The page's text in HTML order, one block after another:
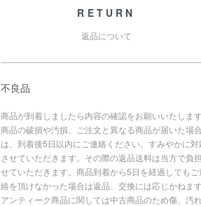
RETURN
返品について
不良品
商品が到着しましたら内容の確認をお願いいたします
商品の破損や汚損、ご注文と異なる商品が届いた場
は、到着後5日以内にご連絡ください。すみやかに対
させていただきます。その際の返品送料は当方で負
せていただきます。商品到着から5日を経過してもご
絡を頂けなかった場合は返品、交換には応じかねます
アンティーク商品に関しては中古商品のため傷、汚